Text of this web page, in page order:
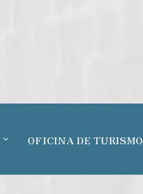
OFICINA DE TURISMO